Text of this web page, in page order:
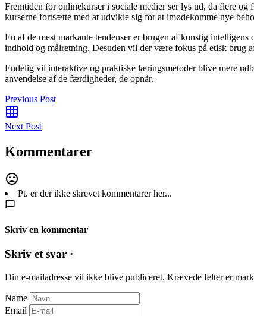
Fremtiden for onlinekurser i sociale medier ser lys ud, da flere
kurserne fortsætte med at udvikle sig for at imødekomme nye
En af de mest markante tendenser er brugen af kunstig
indhold og målretning. Desuden vil der være fokus på etisk brug
Endelig vil interaktive og praktiske læringsmetoder blive mere
anvendelse af de færdigheder, de opnår.
Previous Post
Next Post
Kommentarer
Pt. er der ikke skrevet kommentarer her...
Skriv en kommentar
Skriv et svar ·
Din e-mailadresse vil ikke blive publiceret. Krævede felter er
Name
Email